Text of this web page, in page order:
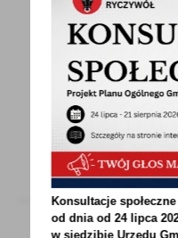
Informacja dla
Wiardunki
Ryczywół, dnia 30
dla mieszkańców
związku...
Konsultacje
od dnia od 24 lipca
w siedzibie Urzędu